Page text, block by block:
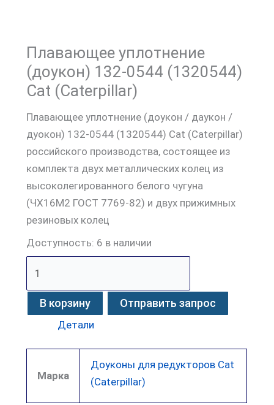
Плавающее уплотнение
(доукон) 132-0544 (1320544)
Cat (Caterpillar)
Плавающее уплотнение (доукон / даукон /
дуокон) 132-0544 (1320544) Cat (Caterpillar)
российского производства, состоящее из
комплекта двух металлических колец из
высоколегированного белого чугуна
(ЧХ16М2 ГОСТ 7769-82) и двух прижимных
резиновых колец
Доступность: 6 в наличии
В корзину Отправить запрос
Детали
Марка
Доуконы для редукторов Cat
(Caterpillar)